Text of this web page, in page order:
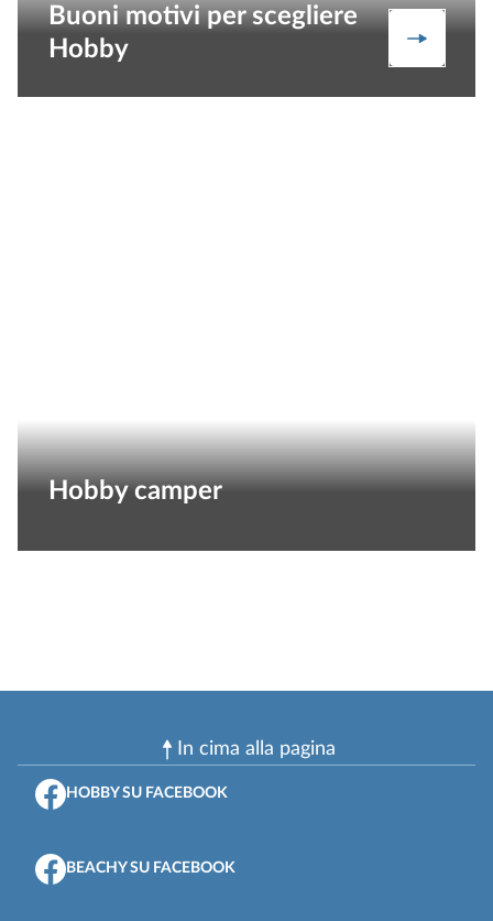
Buoni motivi per scegliere
Hobby
I nostri
Hobby camper
In cima alla pagina
HOBBY SU FACEBOOK
BEACHY SU FACEBOOK